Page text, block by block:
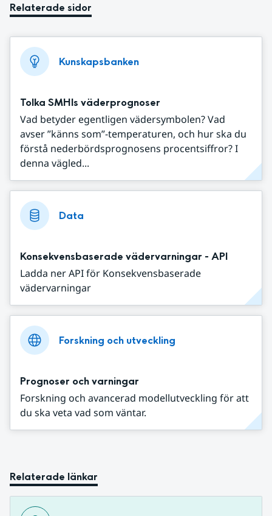
Relaterade sidor
Kunskapsbanken
Tolka SMHIs väderprognoser
Vad betyder egentligen vädersymbolen? Vad
avser ”känns som”-temperaturen, och hur ska du
förstå nederbördsprognosens procentsiffror? I
denna vägled...
Data
Konsekvensbaserade vädervarningar - API
Ladda ner API för Konsekvensbaserade
vädervarningar
Forskning och utveckling
Prognoser och varningar
Forskning och avancerad modellutveckling för att
du ska veta vad som väntar.
Relaterade länkar